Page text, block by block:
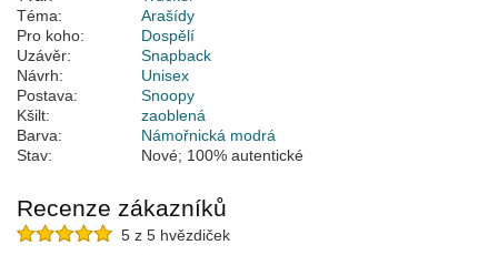
Téma:
Arašídy
Pro koho:
Dospělí
Uzávěr:
Snapback
Návrh:
Unisex
Postava:
Snoopy
Kšilt:
zaoblená
Barva:
Námořnická modrá
Stav:
Nové; 100% autentické
Recenze zákazníků
5 z 5 hvězdiček